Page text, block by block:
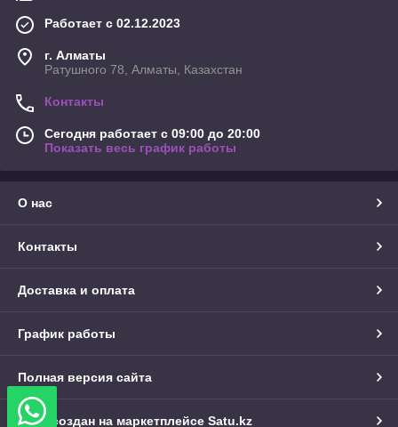
Работает с 02.12.2023
г. Алматы
Ратушного 78, Алматы, Казахстан
Контакты
Сегодня работает с 09:00 до 20:00
Показать весь график работы
О нас
Контакты
Доставка и оплата
График работы
Полная версия сайта
Сайт создан на маркетплейсе Satu.kz